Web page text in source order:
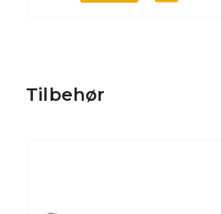
Tilbehør